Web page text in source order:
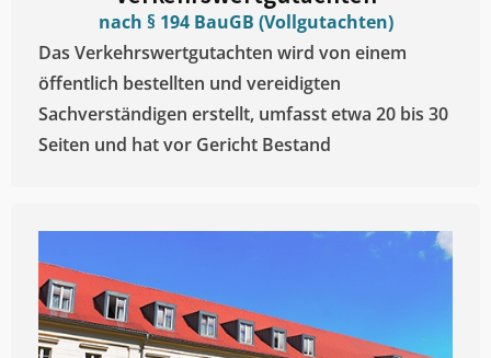
nach § 194 BauGB (Vollgutachten)
Das Verkehrswertgutachten wird von einem
öffentlich bestellten und vereidigten
Sachverständigen erstellt, umfasst etwa 20 bis 30
Seiten und hat vor Gericht Bestand